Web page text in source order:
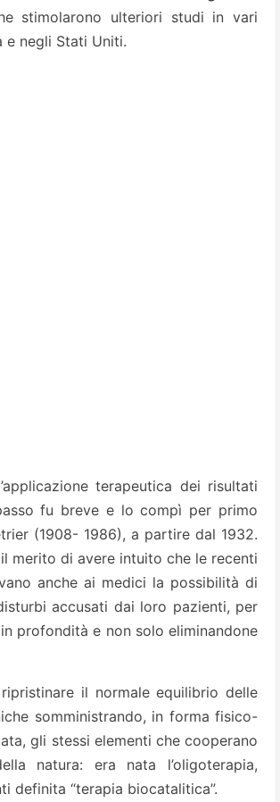
stimolarono ulteriori studi in vari
e negli Stati Uniti.
terapeutica dei risultati
fu breve e lo compì per primo
(1908- 1986), a partire dal 1932.
merito di avere intuito che le recenti
anche ai medici la possibilità di
accusati dai loro pazienti, per
profondità e non solo eliminandone
il normale equilibrio delle
somministrando, in forma fisico-
gli stessi elementi che cooperano
natura: era nata l’oligoterapia,
definita “terapia biocatalitica”.